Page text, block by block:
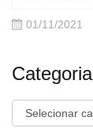
01/11/2021
Categorias